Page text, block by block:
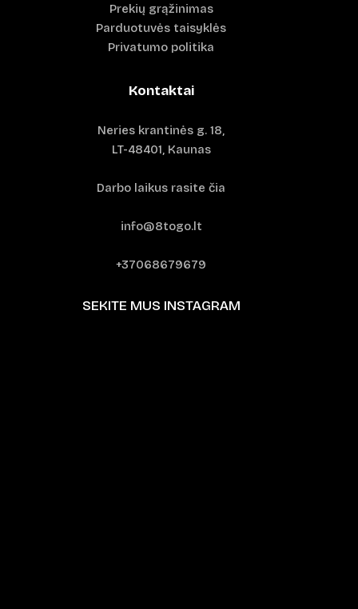
Prekių grąžinimas
Parduotuvės taisyklės
Privatumo politika
Kontaktai
Neries krantinės g. 18,
LT-48401, Kaunas
Darbo laikus rasite čia
info@8togo.lt
+37068679679
SEKITE MUS INSTAGRAM